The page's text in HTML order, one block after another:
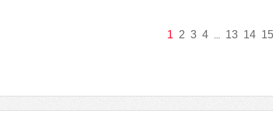
1 2 3 4 ... 13 14 15